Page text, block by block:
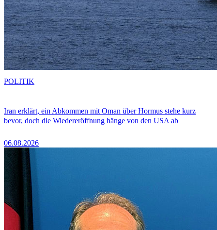
Iran erklärt, ein Abkommen mit Oman über Hormus stehe kurz
bevor, doch die Wiedereröffnung hänge von den USA ab
06.08.2026
POLITIK